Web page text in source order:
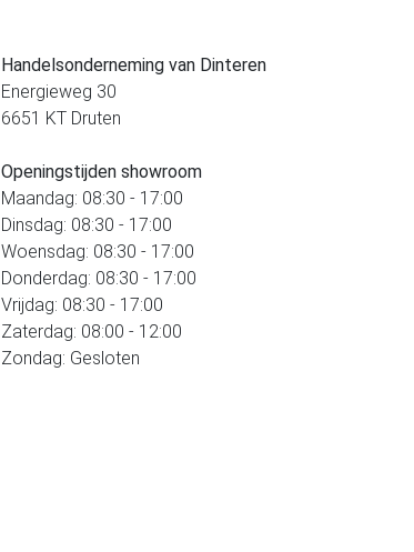
Handelsonderneming van Dinteren
Energieweg 30
6651 KT Druten
Openingstijden showroom
Maandag: 08:30 - 17:00
Dinsdag: 08:30 - 17:00
Woensdag: 08:30 - 17:00
Donderdag: 08:30 - 17:00
Vrijdag: 08:30 - 17:00
Zaterdag: 08:00 - 12:00
Zondag: Gesloten